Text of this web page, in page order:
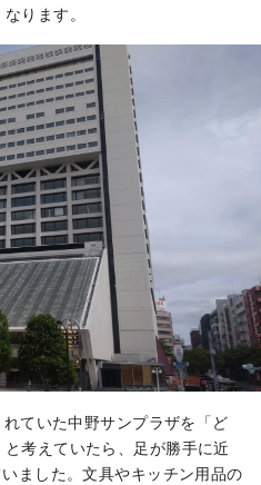
性が、約1.7万人、約120カ
なります。
ていた中野サンプラザを「ど
考えていたら、足が勝手に近
ました。文具やキッチン用品の